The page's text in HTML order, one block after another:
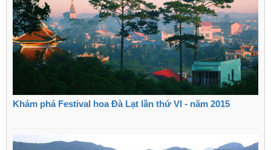
Khám phá Festival hoa Đà Lạt lần thứ VI - năm 2015